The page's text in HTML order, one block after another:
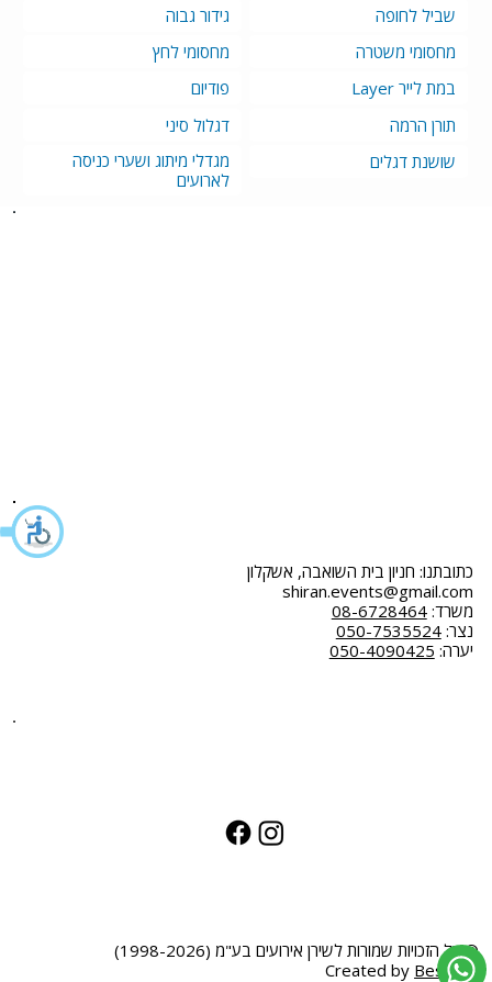
שביל לחופה
גידור גבוה
מחסומי משטרה
מחסומי לחץ
במת לייר Layer
פודיום
תורן הרמה
דגלול סיני
שושנת דגלים
מגדלי מיתוג ושערי כניסה
לארועים
כתובתנו: חניון בית השואבה, אשקלון
shiran.events@gmail.com
משרד:08-6728464
נצר:050-7535524
יערה: 050-4090425
© כל הזכויות שמורות לשירן אירועים בע"מ (1998-2026)
Created by BestSite